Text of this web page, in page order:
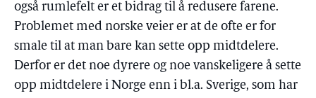
også rumlefelt er et bidrag til å redusere farene.
Problemet med norske veier er at de ofte er for
smale til at man bare kan sette opp midtdelere.
Derfor er det noe dyrere og noe vanskeligere å sette
opp midtdelere i Norge enn i bl.a. Sverige, som har